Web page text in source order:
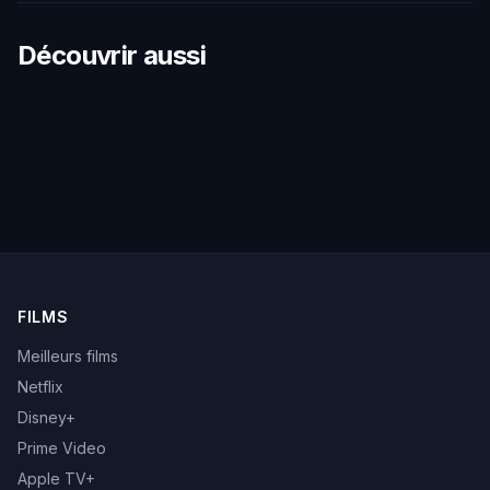
Découvrir aussi
FILMS
Meilleurs films
Netflix
Disney+
Prime Video
Apple TV+